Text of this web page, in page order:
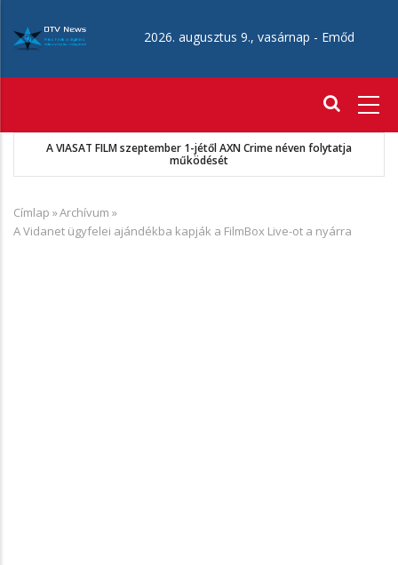
tartalomra
2026. augusztus 9., vasárnap - Emőd
A VIASAT FILM szeptember 1-jétől AXN Crime néven folytatja
működését
Morzsa
Címlap »Archívum »
A Vidanet ügyfelei ajándékba kapják a FilmBox Live-ot a nyárra